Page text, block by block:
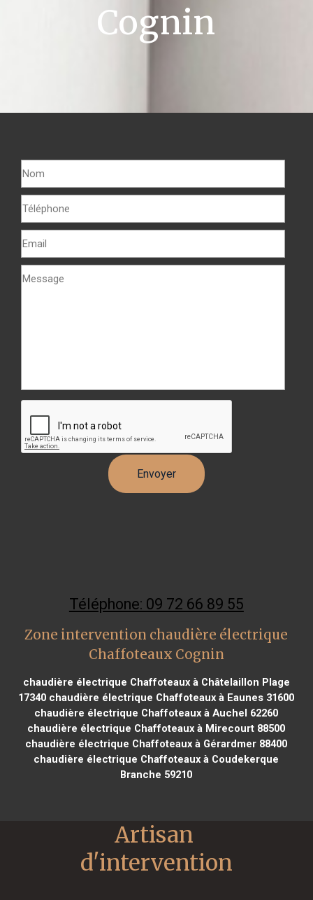
Cognin
Téléphone: 09 72 66 89 55
Zone intervention chaudière électrique
Chaffoteaux Cognin
chaudière électrique Chaffoteaux à Châtelaillon Plage
17340 chaudière électrique Chaffoteaux à Eaunes 31600
chaudière électrique Chaffoteaux à Auchel 62260
chaudière électrique Chaffoteaux à Mirecourt 88500
chaudière électrique Chaffoteaux à Gérardmer 88400
chaudière électrique Chaffoteaux à Coudekerque
Branche 59210
Artisan
d'intervention